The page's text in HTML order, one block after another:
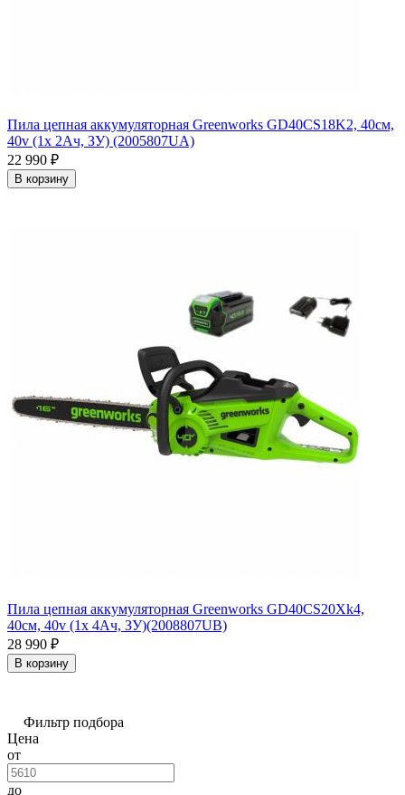
Пила цепная аккумуляторная Greenworks GD40CS18K2, 40см,
40v (1x 2Ач, ЗУ) (2005807UA)
22 990 ₽
В корзину
Пила цепная аккумуляторная Greenworks GD40CS20Xk4,
40см, 40v (1х 4Ач, ЗУ)(2008807UB)
28 990 ₽
В корзину
Фильтр подбора
Цена
от
до